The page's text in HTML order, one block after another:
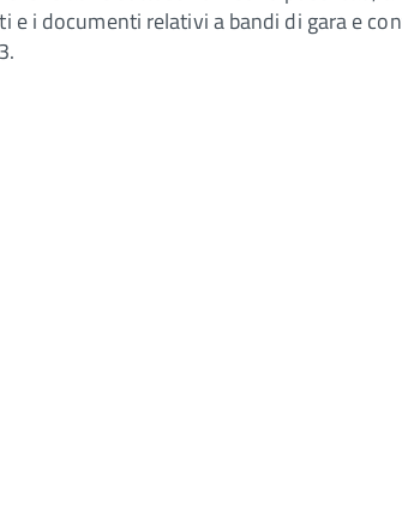
e i documenti relativi a bandi di gara e